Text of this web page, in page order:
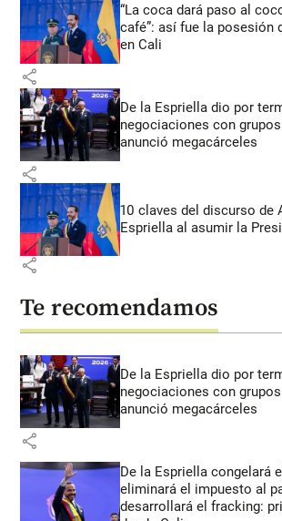
“La coca dará paso al
café”: así fue la posesión
en Cali
share
De la Espriella dio por
negociaciones con
anunció megacárceles
share
10 claves del discurso de
Espriella al asumir la
share
Te recomendamos
De la Espriella dio por
negociaciones con
anunció megacárceles
share
De la Espriella congelará
eliminará el impuesto al
desarrollará el fracking: